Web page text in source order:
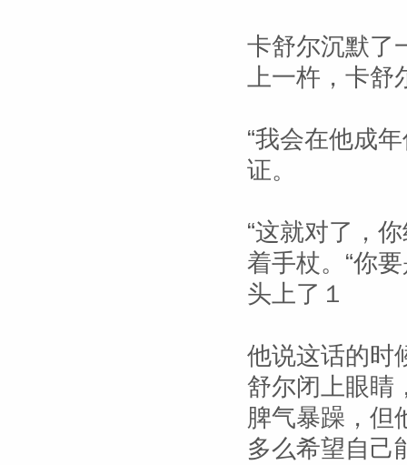
卡舒尔沉默了
上一杵，卡舒
“我会在他成
证。
“这就对了，
着手杖。“你
头上了１
他说这话的时
舒尔闭上眼睛
脾气暴躁，但
多么希望自己